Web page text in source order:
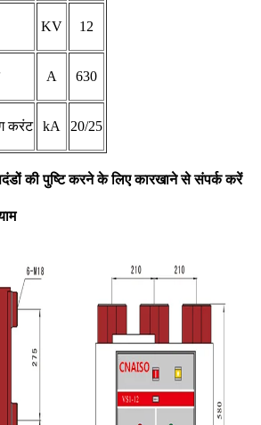
KV 12
A 630
करंट kA 20/25
की पुष्टि करने के लिए कारखाने से संपर्क करें